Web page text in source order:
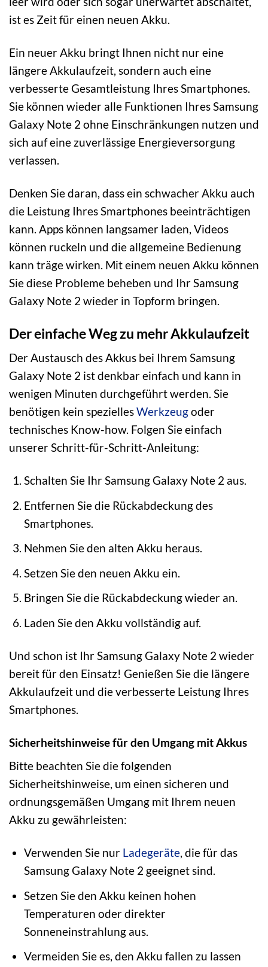
ist es Zeit für einen neuen Akku.
Ein neuer Akku bringt Ihnen nicht nur eine
längere Akkulaufzeit, sondern auch eine
verbesserte Gesamtleistung Ihres Smartphones.
Sie können wieder alle Funktionen Ihres Samsung
Galaxy Note 2 ohne Einschränkungen nutzen und
sich auf eine zuverlässige Energieversorgung
verlassen.
Denken Sie daran, dass ein schwacher Akku auch
die Leistung Ihres Smartphones beeinträchtigen
kann. Apps können langsamer laden, Videos
können ruckeln und die allgemeine Bedienung
kann träge wirken. Mit einem neuen Akku können
Sie diese Probleme beheben und Ihr Samsung
Galaxy Note 2 wieder in Topform bringen.
Der einfache Weg zu mehr Akkulaufzeit
Der Austausch des Akkus bei Ihrem Samsung
Galaxy Note 2 ist denkbar einfach und kann in
wenigen Minuten durchgeführt werden. Sie
benötigen kein speziellesWerkzeugoder
technisches Know-how. Folgen Sie einfach
unserer Schritt-für-Schritt-Anleitung:
Schalten Sie Ihr Samsung Galaxy Note 2 aus.
Entfernen Sie die Rückabdeckung des
Smartphones.
Nehmen Sie den alten Akku heraus.
Setzen Sie den neuen Akku ein.
Bringen Sie die Rückabdeckung wieder an.
Laden Sie den Akku vollständig auf.
Und schon ist Ihr Samsung Galaxy Note 2 wieder
bereit für den Einsatz! Genießen Sie die längere
Akkulaufzeit und die verbesserte Leistung Ihres
Smartphones.
Sicherheitshinweise für den Umgang mit Akkus
Bitte beachten Sie die folgenden
Sicherheitshinweise, um einen sicheren und
ordnungsgemäßen Umgang mit Ihrem neuen
Akku zu gewährleisten:
Verwenden Sie nur Ladegeräte, die für das
Samsung Galaxy Note 2 geeignet sind.
Setzen Sie den Akku keinen hohen
Temperaturen oder direkter
Sonneneinstrahlung aus.
Vermeiden Sie es, den Akku fallen zu lassen